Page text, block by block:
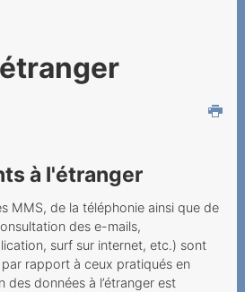
à l'étranger
MMS, de la téléphonie ainsi que de
des e-mails,
surf sur internet, etc.) sont
par rapport à ceux pratiqués en
des données à l’étranger est
sur les
de
et le
et
à l'étranger